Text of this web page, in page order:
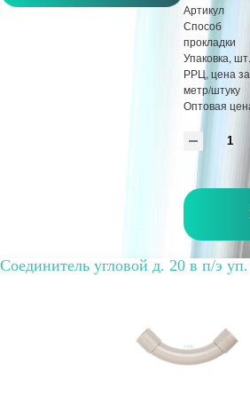
Артикул
Способ
прокладки
Упаковка, шт.
РРЦ, цена за
метр/штуку
Оптовая
Cоединитель угловой д. 20 в п/э